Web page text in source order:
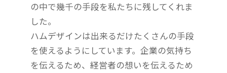
の中で幾千の手段を私たちに残してくれま
した。
ハムデザインは出来るだけたくさんの手段
を使えるようにしています。企業の気持ち
を伝えるため、経営者の想いを伝えるため